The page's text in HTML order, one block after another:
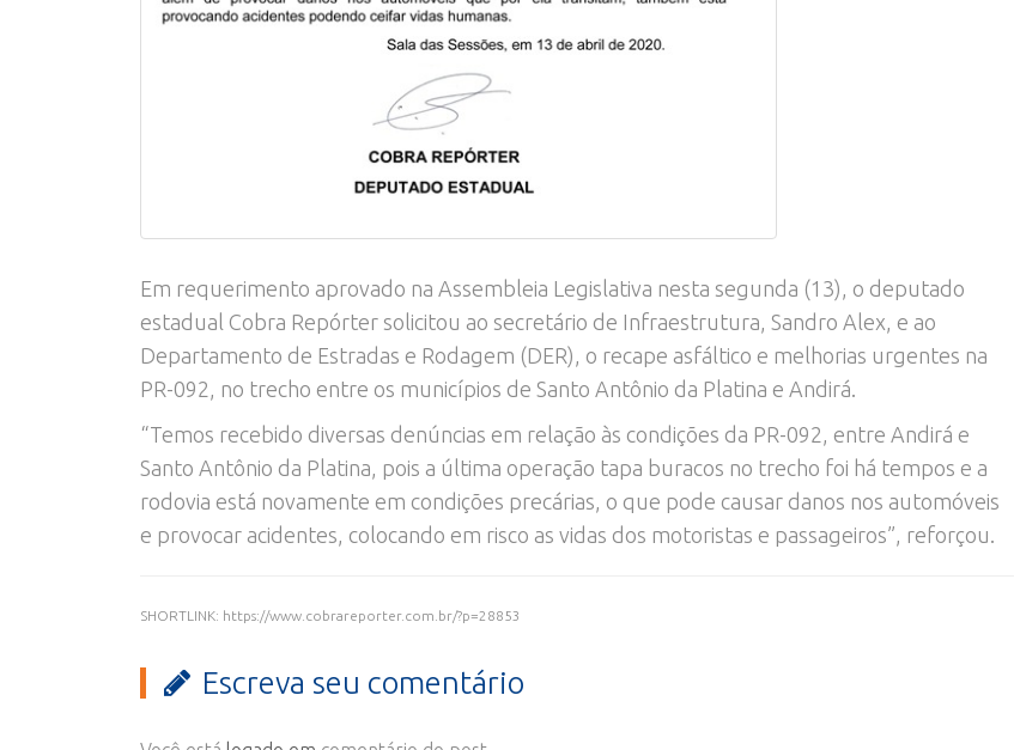
Em requerimento aprovado na Assembleia Legislativa nesta segunda (13), o deputado
estadual Cobra Repórter solicitou ao secretário de Infraestrutura, Sandro Alex, e ao
Departamento de Estradas e Rodagem (DER), o recape asfáltico e melhorias urgentes na
PR-092, no trecho entre os municípios de Santo Antônio da Platina e Andirá.
“Temos recebido diversas denúncias em relação às condições da PR-092, entre Andirá e
Santo Antônio da Platina, pois a última operação tapa buracos no trecho foi há tempos e a
rodovia está novamente em condições precárias, o que pode causar danos nos automóveis
e provocar acidentes, colocando em risco as vidas dos motoristas e passageiros”, reforçou.
SHORTLINK: https://www.cobrareporter.com.br/?p=28853
Escreva seu comentário